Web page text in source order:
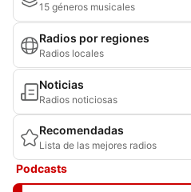
15 géneros musicales
Radios por regiones
Radios locales
Noticias
Radios noticiosas
Recomendadas
Lista de las mejores radios
Podcasts